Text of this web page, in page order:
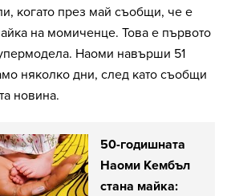
когато през май съобщи, че е
на момиченце. Това е първото
Наоми навърши 51
няколко дни, след като съобщи
новина.
50-годишната
Наоми Кембъл
стана майка: